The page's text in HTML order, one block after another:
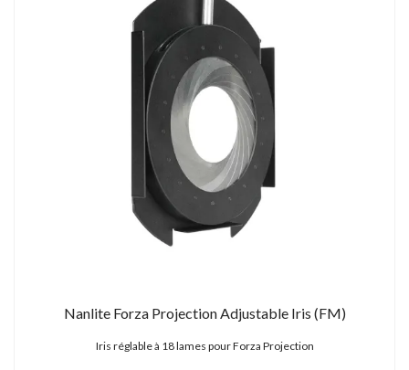
Nanlite Forza Projection Adjustable Iris (FM)
Iris réglable à 18 lames pour Forza Projection